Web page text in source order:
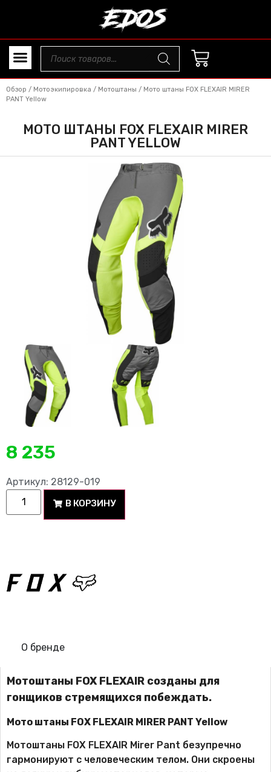
Обзор / Мотоэкипировка / Мотоштаны / Мото штаны FOX FLEXAIR MIRER
PANT Yellow
МОТО ШТАНЫ FOX FLEXAIR MIRER
PANT YELLOW
Мотоштаны FOX FLEXAIR созданы для
гонщиков стремящихся побеждать.
Мото штаны FOX FLEXAIR MIRER PANT Yellow
Мотоштаны FOX FLEXAIR Mirer Pant безупречно
гармонируют с человеческим телом. Они скроены
8 235
Артикул: 28129-019
В КОРЗИНУ
О бренде